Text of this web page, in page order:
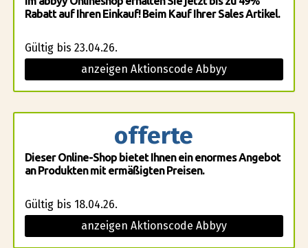
Rabatt auf Ihren Einkauf! Beim Kauf Ihrer Sales Artikel.
Gültig bis 23.04.26.
anzeigen Aktionscode Abbyy
offerte
Dieser Online-Shop bietet Ihnen ein enormes Angebot
an Produkten mit ermäßigten Preisen.
Gültig bis 18.04.26.
anzeigen Aktionscode Abbyy